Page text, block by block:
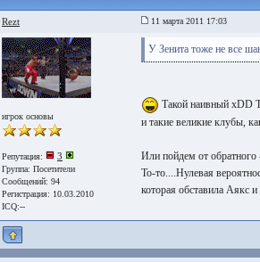
Rezt 11 марта 2011 17:03
игрок основы
Репутация: 3
Группа: Посетители
Сообщений: 94
Регистрация: 10.03.2010
ICQ:--
У Зенита тоже не все
Такой наивный хDD
и такие великие клубы,
Или пойдем от обратного
То-то....Нулевая
которая обставила Аякс